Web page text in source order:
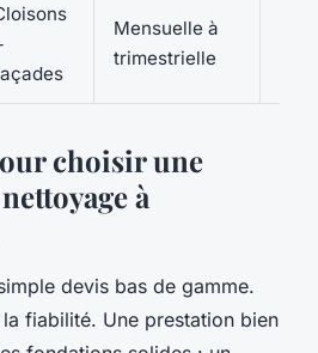
Mensuelle à
trimestrielle
choisir une
à
devis bas de gamme.
la fiabilité. Une prestation bien